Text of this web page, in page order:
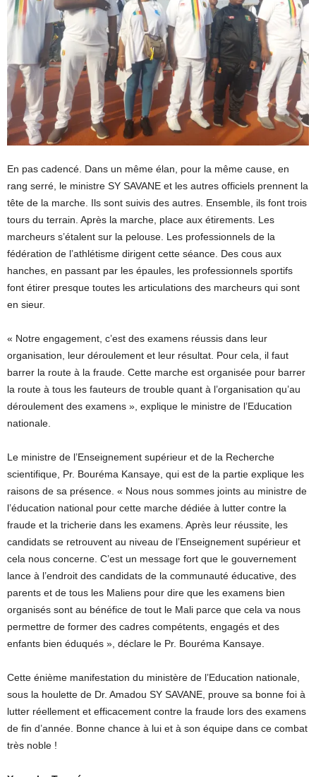
En pas cadencé. Dans un même élan, pour la même cause, en
rang serré, le ministre SY SAVANE et les autres officiels prennent la
tête de la marche. Ils sont suivis des autres. Ensemble, ils font trois
tours du terrain. Après la marche, place aux étirements. Les
marcheurs s’étalent sur la pelouse. Les professionnels de la
fédération de l’athlétisme dirigent cette séance. Des cous aux
hanches, en passant par les épaules, les professionnels sportifs
font étirer presque toutes les articulations des marcheurs qui sont
en sieur.
« Notre engagement, c’est des examens réussis dans leur
organisation, leur déroulement et leur résultat. Pour cela, il faut
barrer la route à la fraude. Cette marche est organisée pour barrer
la route à tous les fauteurs de trouble quant à l’organisation qu’au
déroulement des examens », explique le ministre de l’Education
nationale.
Le ministre de l’Enseignement supérieur et de la Recherche
scientifique, Pr. Bouréma Kansaye, qui est de la partie explique les
raisons de sa présence. « Nous nous sommes joints au ministre de
l’éducation national pour cette marche dédiée à lutter contre la
fraude et la tricherie dans les examens. Après leur réussite, les
candidats se retrouvent au niveau de l’Enseignement supérieur et
cela nous concerne. C’est un message fort que le gouvernement
lance à l’endroit des candidats de la communauté éducative, des
parents et de tous les Maliens pour dire que les examens bien
organisés sont au bénéfice de tout le Mali parce que cela va nous
permettre de former des cadres compétents, engagés et des
enfants bien éduqués », déclare le Pr. Bouréma Kansaye.
Cette énième manifestation du ministère de l’Education nationale,
sous la houlette de Dr. Amadou SY SAVANE, prouve sa bonne foi à
lutter réellement et efficacement contre la fraude lors des examens
de fin d’année. Bonne chance à lui et à son équipe dans ce combat
très noble !